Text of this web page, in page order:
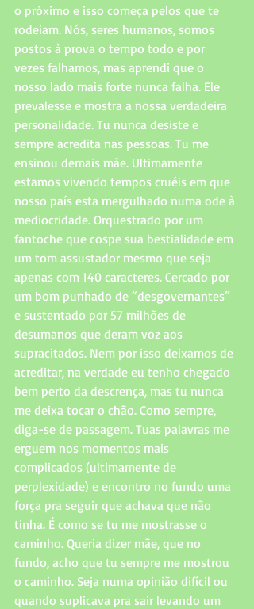
o próximo e isso começa pelos que te
rodeiam. Nós, seres humanos, somos
postos à prova o tempo todo e por
vezes falhamos, mas aprendi que o
nosso lado mais forte nunca falha. Ele
prevalesse e mostra a nossa verdadeira
personalidade. Tu nunca desiste e
sempre acredita nas pessoas. Tu me
ensinou demais mãe. Ultimamente
estamos vivendo tempos cruéis em que
nosso país esta mergulhado numa ode à
mediocridade. Orquestrado por um
fantoche que cospe sua bestialidade em
um tom assustador mesmo que seja
apenas com 140 caracteres. Cercado por
um bom punhado de “desgovernantes”
e sustentado por 57 milhões de
desumanos que deram voz aos
supracitados. Nem por isso deixamos de
acreditar, na verdade eu tenho chegado
bem perto da descrença, mas tu nunca
me deixa tocar o chão. Como sempre,
diga-se de passagem. Tuas palavras me
erguem nos momentos mais
complicados (ultimamente de
perplexidade) e encontro no fundo uma
força pra seguir que achava que não
tinha. É como se tu me mostrasse o
caminho. Queria dizer mãe, que no
fundo, acho que tu sempre me mostrou
o caminho. Seja numa opinião difícil ou
quando suplicava pra sair levando um